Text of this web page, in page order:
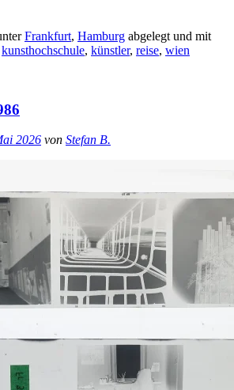
Frankfurt, Hamburg abgelegt und mit
kunsthochschule, künstler, reise, wien
2026 von Stefan B.